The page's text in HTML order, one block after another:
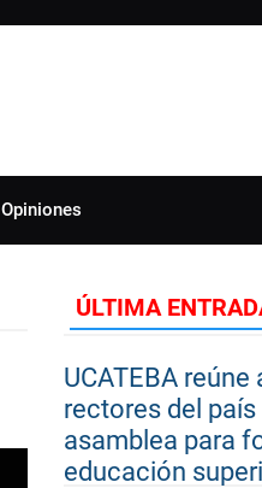
Opiniones
ÚLTIMA
UCATEBA
rectores del
asamblea para
educación